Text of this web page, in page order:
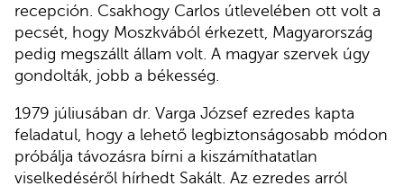
recepción. Csakhogy Carlos útlevelében ott volt a
pecsét, hogy Moszkvából érkezett, Magyarország
pedig megszállt állam volt. A magyar szervek úgy
gondolták, jobb a békesség.
1979 júliusában dr. Varga József ezredes kapta
feladatul, hogy a lehető legbiztonságosabb módon
próbálja távozásra bírni a kiszámíthatatlan
viselkedéséről hírhedt Sakált. Az ezredes arról